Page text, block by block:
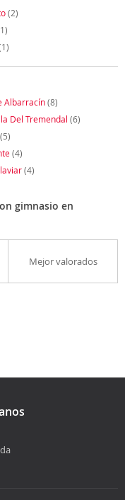
(2)
Albarracín(8)
Del Tremendal (6)
(5)
(4)
(4)
gimnasio en
Mejor valorados